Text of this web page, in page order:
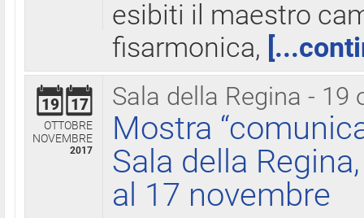
esibiti il maestro
fisarmonica,
Sala della Regina - 19
19 17
OTTOBRE
NOVEMBRE
2017
Mostra
Sala della
al 17 novembre